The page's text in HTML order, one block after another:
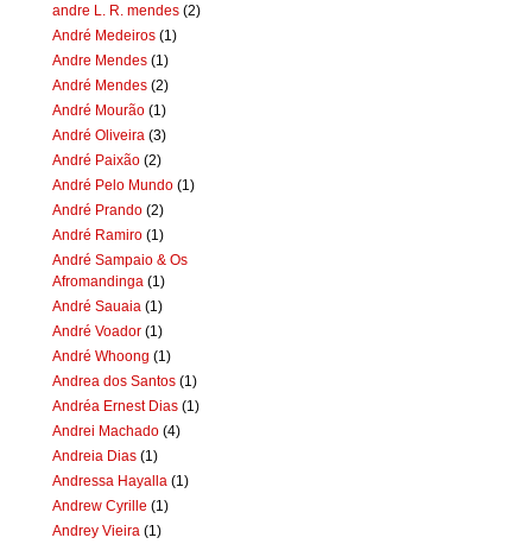
andre L. R. mendes (2)
André Medeiros (1)
Andre Mendes (1)
André Mendes (2)
André Mourão (1)
André Oliveira (3)
André Paixão (2)
André Pelo Mundo (1)
André Prando (2)
André Ramiro (1)
André Sampaio & Os
Afromandinga (1)
André Sauaia (1)
André Voador (1)
André Whoong (1)
Andrea dos Santos (1)
Andréa Ernest Dias (1)
Andrei Machado (4)
Andreia Dias (1)
Andressa Hayalla (1)
Andrew Cyrille (1)
Andrey Vieira (1)